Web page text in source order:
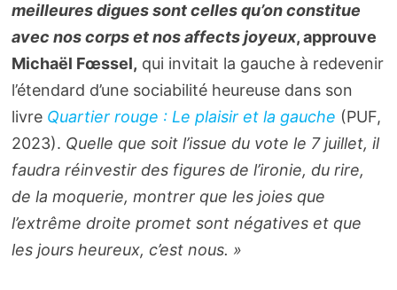
meilleures digues sont celles qu’on constitue
avec nos corps et nos affects joyeux, approuve
Michaël Fœssel, qui invitait la gauche à redevenir
l’étendard d’une sociabilité heureuse dans son
livre Quartier rouge : Le plaisir et la gauche (PUF,
2023). Quelle que soit l’issue du vote le 7 juillet, il
faudra réinvestir des figures de l’ironie, du rire,
de la moquerie, montrer que les joies que
l’extrême droite promet sont négatives et que
les jours heureux, c’est nous. »